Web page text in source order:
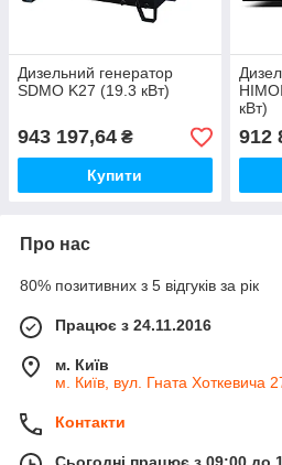
Дизельний генератор
SDMO K27 (19.3 кВт)
943 197,64 ₴
Купити
кВт)
912
Про нас
80% позитивних з 5 відгуків за рік
Працює з 24.11.2016
м. Київ
м. Київ, вул. Гната Хоткевича
Контакти